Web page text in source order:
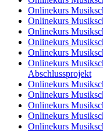
Onlinekurs
Onlinekurs
Onlinekurs
Onlinekurs
Onlinekurs
Onlinekurs
Abschlussprojekt
Onlinekurs
Onlinekurs
Onlinekurs
Onlinekurs
Onlinekurs